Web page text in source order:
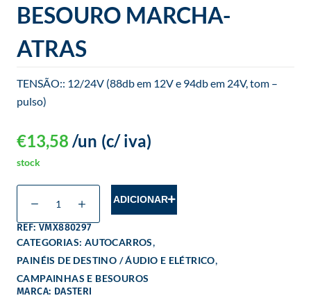
BESOURO MARCHA-
ATRAS
TENSÃO:: 12/24V (88db em 12V e 94db em 24V, tom –
pulso)
€13,58 (c/ iva)
/un
stock
ADICIONAR
REF: VMX880297
CATEGORIAS: AUTOCARROS
PAINÉIS DE DESTINO / ÁUDIO E ELÉTRICO
CAMPAINHAS E BESOUROS
MARCA: DASTERI